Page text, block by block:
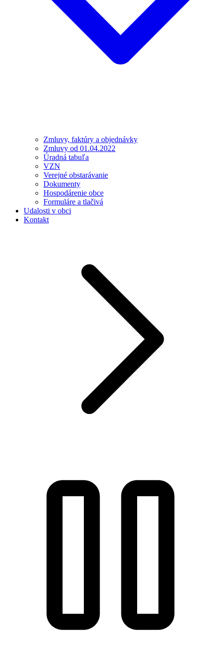
Zmluvy, faktúry a objednávky
Zmluvy od 01.04.2022
Úradná tabuľa
VZN
Verejné obstarávanie
Dokumenty
Hospodárenie obce
Formuláre a tlačivá
Udalosti v obci
Kontakt